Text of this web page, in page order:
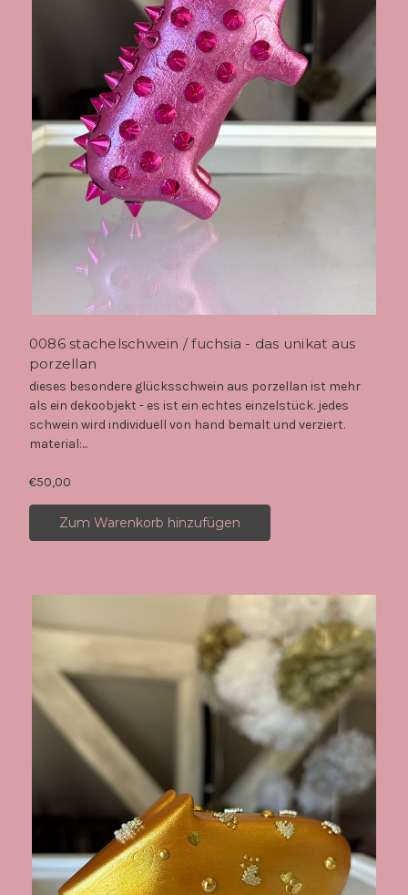
0086 stachelschwein / fuchsia - das unikat aus
porzellan
dieses besondere glücksschwein aus porzellan ist mehr
als ein dekoobjekt - es ist ein echtes einzelstück. jedes
schwein wird individuell von hand bemalt und verziert.
material:...
€50,00
Zum Warenkorb hinzufügen